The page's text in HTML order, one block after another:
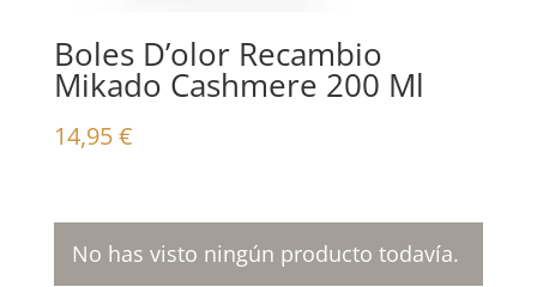
Boles D’olor Recambio
Mikado Cashmere 200 Ml
14,95€
No has visto ningún producto todavía.